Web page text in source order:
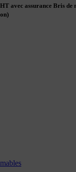
avec assurance Bris de